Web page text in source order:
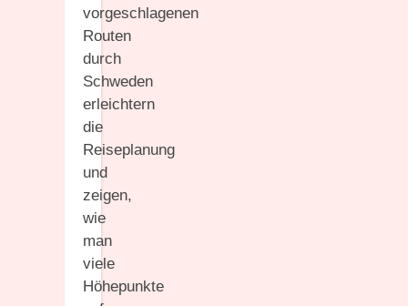
vorgeschlagenen
Routen
durch
Schweden
erleichtern
die
Reiseplanung
und
zeigen,
wie
man
viele
Höhepunkte